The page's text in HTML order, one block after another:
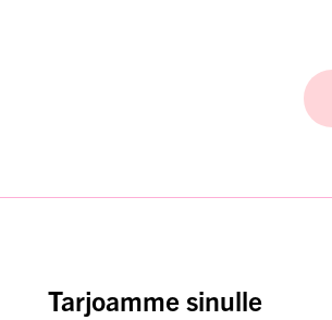
Tarjoamme sinulle